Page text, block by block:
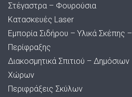
Στέγαστρα – Φουρούσια
Κατασκευές Laser
Εμπορία Σιδήρου – Υλικά Σκέπης –
Περίφραξης
Διακοσμητικά Σπιτιού – Δημόσιων
Χώρων
Περιφράξεις Σκύλων